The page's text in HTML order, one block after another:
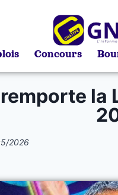
Concours
remporte
2026